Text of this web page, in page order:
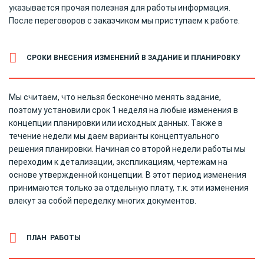
указывается прочая полезная для работы информация.
После переговоров с заказчиком мы приступаем к работе.
СРОКИ ВНЕСЕНИЯ ИЗМЕНЕНИЙ В ЗАДАНИЕ И ПЛАНИРОВКУ
Мы считаем, что нельзя бесконечно менять задание,
поэтому установили срок 1 неделя на любые изменения в
концепции планировки или исходных данных. Также в
течение недели мы даем варианты концептуального
решения планировки. Начиная со второй недели работы мы
переходим к детализации, экспликациям, чертежам на
основе утвержденной концепции. В этот период изменения
принимаются только за отдельную плату, т.к. эти изменения
влекут за собой переделку многих документов.
ПЛАН РАБОТЫ